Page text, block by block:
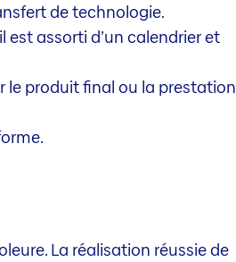
de technologie.
assorti d’un calendrier et
le produit final ou la prestation
La réalisation réussie de